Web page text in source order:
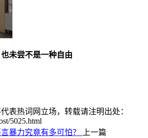
未尝不是一种自由
表热词网立场，转载请注明出处：
5025.html
暴力究竟有多可怕？
上一篇